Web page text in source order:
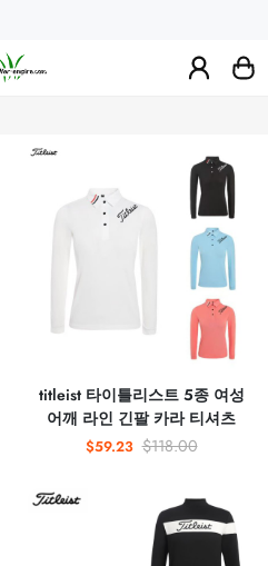
titleist 타이틀리스트 5종 여성
어깨 라인 긴팔 카라 티셔츠
$59.23 $118.00